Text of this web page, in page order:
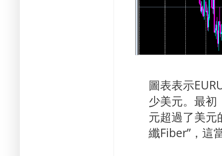
圖表表示
少美元。 最初
元超過了美元
纖Fiber”，這